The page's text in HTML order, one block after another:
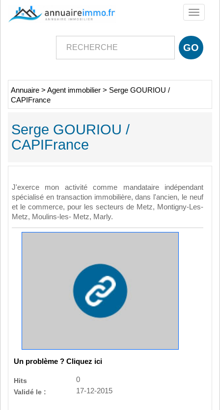
Toggle
Annuaire > Agent immobilier > Serge GOURIOU /
CAPIFrance
Serge GOURIOU /
CAPIFrance
J'exerce mon activité comme mandataire indépendant
spécialisé en transaction immobilière, dans l'ancien, le neuf
et le commerce, pour les secteurs de Metz, Montigny-Les-
Metz, Moulins-les- Metz, Marly.
Un problème ? Cliquez ici
Hits
0
Validé le :
17-12-2015